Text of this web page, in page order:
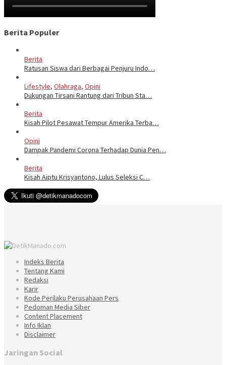
Berita Populer
Berita
Ratusan Siswa dari Berbagai Penjuru Indo…
Lifestyle, Olahraga, Opini
Dukungan Tirsani Rantung dari Tribun Sta…
Berita
Kisah Pilot Pesawat Tempur Amerika Terba…
Opini
Dampak Pandemi Corona Terhadap Dunia Pen…
Berita
Kisah Aiptu Krisyantono, Lulus Seleksi C…
Indeks Berita
Tentang Kami
Redaksi
Karir
Kode Perilaku Perusahaan Pers
Pedoman Media Siber
Content Placement
Info Iklan
Disclaimer
Jaringan Social